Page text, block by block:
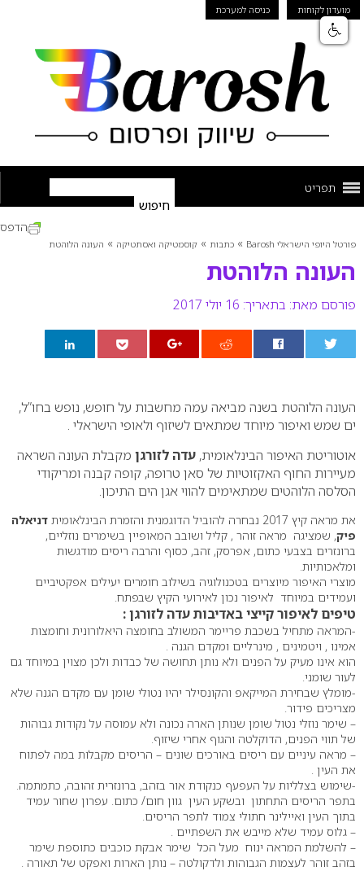
מועדון לקוחות כניסה למערכת
תפריט
פורטל היופי הישראלי Barosh » כתבות » קוסמטיקה ואסתטיקה » העונה הלוהטת
העונה הלוהטת
פורסם מאת: בתאריך: 16 יולי 2017
הדפס
העונה הלוהטת בשנה מביאה עמה מחשבות על חופש, נופש בחו”ל,
ים שמש ואיפור מיוחד שמתאים לשיזוף ולאופי הישראלי .
אוטוריטת האיפור הבינלאומית, עדה לזורגן מקבלת העונה השראה
מעיירות החוף האקזוטיות של סאן טרופה, קופה קבנה ומריקודי
הסלסה הלוהטים שמתאימים להווי אגן הים התיכון.
את מראה קיץ 2017 נבחרה להוביל הדוגמנית והזמרת הבינלאומית
דניאלה
פיק, שמציגה מראה זוהר , קליל ושובב המאופיין בשימרים נוזליים,
ברונזרים בצבעי כתום, אפרסק, זהב, כסוף והרבה ריסים מודגשות
ומלאכותיות.
מוצרי האיפור מיוצרים בטכנולוגיה בשילוב חומרים יעילים אפקטיביים
ועמידים במיוחד לאיפור נכון לאירועי הקיץ שבפתח.
טיפים לאיפור קייצי באדיבות עדה לזורגן :
-המראה מתחיל בשכבת פריימר המשולב בחומצה היאלורונית וחומצות
אמינו , ויטמינים , מינרליים ומקדם הגנה .
הוא אינו מעיק על הפנים ולא נותן תחושה של כבדות ולכן מצוין במיוחד גם
לעור שומני.
-מומלץ שבחירת המייקאפ והקונסילר יהיו נטולי שומן עם מקדם הגנה שלא
מצריכים פידור.
– שימר נוזלי נטול שומן שנותן הארה נכונה ולא עמוסה על נקודות גבוהות
של תווי הפנים, הדוקלטה והגוף אחרי שיזוף.
– מראה עיניים עם ריסים באורכים שונים – הריסים מקבלות במה לפתוח
את העין .
-שימוש בצלליות על העפעף כנקודת אור בזהב, ברונזרית זהובה, כתמתמה.
בתפר הריסים התחתון ובשקע העין גוון חום/ כתום. עפרון שחור עמיד
בתוך העין ואיילינר חתולי צמוד לתפר הריסים.
– גלוס עמיד שלא מייבש את השפתיים .
– להשלמת המראה ינוח מעל הכל שימר אבקת כוכבים כתוספת שימר
בזהב זוהר לעצמות הגבוהות ולדקולטה – נותן הארות ואפקט של תאורה .